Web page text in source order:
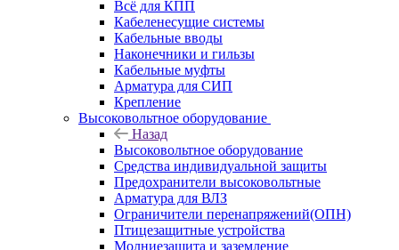
Всё для КПП
Кабеленесущие системы
Кабельные вводы
Наконечники и гильзы
Кабельные муфты
Арматура для СИП
Крепление
Высоковольтное оборудование
Назад
Высоковольтное оборудование
Средства индивидуальной защиты
Предохранители высоковольтные
Арматура для ВЛЗ
Ограничители перенапряжений(ОПН)
Птицезащитные устройства
Молниезащита и заземление